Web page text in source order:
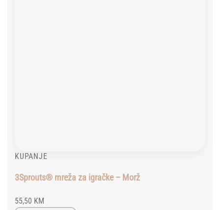
KUPANJE
3Sprouts® mreža za igračke – Morž
55,50 KM